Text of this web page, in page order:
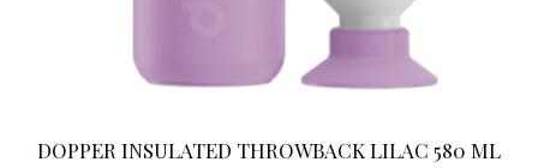
DOPPER INSULATED THROWBACK LILAC 580 ML